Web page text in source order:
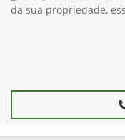
da sua propriedade,